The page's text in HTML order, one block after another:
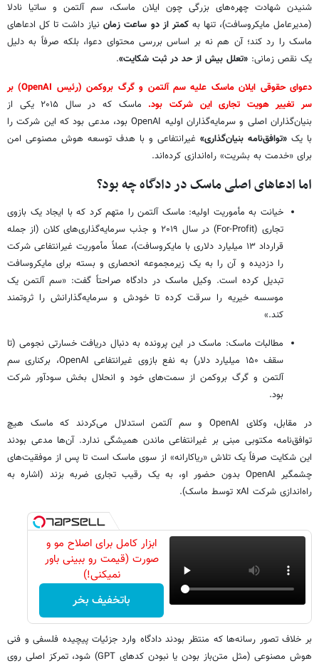
شنیدن شهادت چهره‌های بزرگی چون ایلان ماسک، سم آلتمن و ساتیا نادلا
(مدیرعامل مایکروسافت)، تنها بهکمتر از دو ساعت زماننیاز داشت تا کل ادعاهای
ماسک را رد کند؛ آن‌ هم نه بر اساس بررسی محتوای دعوا، بلکه صرفاً به دلیل
یک نقص زمانی: «تعلل بیش از حد در ثبت شکایت».
دعوای حقوقی ایلان ماسک علیه سم آلتمن و گرگ بروکمن (رئیس OpenAI) بر
سر تغییر هویت تجاری این شرکت بود.
ماسک که در سال ۲۰۱۵ یکی از
بنیان‌گذاران اصلی و سرمایه‌گذاران اولیه OpenAI بود، مدعی بود که این شرکت را
با یک «توافق‌نامه بنیان‌گذاری» غیرانتفاعی و با هدف توسعه هوش مصنوعی امن
برای «خدمت به بشریت» راه‌اندازی کرده‌اند.
اما ادعاهای اصلی ماسک در دادگاه چه بود؟
خیانت به مأموریت اولیه: ماسک آلتمن را متهم کرد که با ایجاد یک بازوی
تجاری (For-Profit) در سال ۲۰۱۹ و جذب سرمایه‌گذاری‌های کلان (از جمله
قرارداد ۱۳ میلیارد دلاری با مایکروسافت)، عملاً مأموریت غیرانتفاعی شرکت
را دزدیده و آن را به یک زیرمجموعه انحصاری و بسته‌ برای مایکروسافت
تبدیل کرده است. وکیل ماسک در دادگاه صراحتاً گفت: «سم آلتمن یک
موسسه خیریه را سرقت کرده تا خودش و سرمایه‌گذارانش را ثروتمند
کند.»
مطالبات ماسک: ماسک در این پرونده به دنبال دریافت خسارتی نجومی (تا
سقف ۱۵۰ میلیارد دلار) به نفع بازوی غیرانتفاعی OpenAI، برکناری سم
آلتمن و گرگ بروکمن از سمت‌های خود و انحلال بخش سودآور شرکت
بود.
در مقابل، وکلای OpenAI و سم آلتمن استدلال می‌کردند که ماسک هیچ
توافق‌نامه مکتوبی مبنی بر غیرانتفاعی ماندن همیشگی ندارد. آن‌ها مدعی بودند
این شکایت صرفاً یک تلاش «ریاکارانه» از سوی ماسک است تا پس از موفقیت‌های
چشمگیر OpenAI بدون حضور او، به یک رقیب تجاری ضربه بزند (اشاره به
راه‌اندازی شرکت xAI توسط ماسک).
ابزار کامل برای اصلاح مو و
صورت (قیمت رو ببینی باور
نمیکنی!)
باتخفیف بخر
بر خلاف تصور رسانه‌ها که منتظر بودند دادگاه وارد جزئیات پیچیده فلسفی و فنی
هوش مصنوعی (مثل متن‌باز بودن یا نبودن کدهای GPT) شود، تمرکز اصلی روی